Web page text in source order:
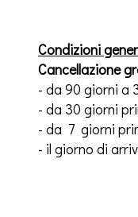
Condizioni
Cancellazione
- da 90 giorni a
- da 30 giorni
- da 7 giorni
- il giorno di